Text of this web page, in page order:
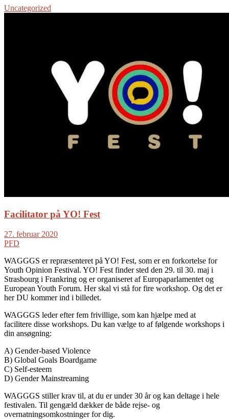
Uncategorized
Facilitator på YO! Fest
27. februar 2020
PFD
WAGGGS er repræsenteret på YO! Fest, som er en forkortelse for
Youth Opinion Festival. YO! Fest finder sted den 29. til 30. maj i
Strasbourg i Frankring og er organiseret af Europaparlamentet og
European Youth Forum. Her skal vi stå for fire workshop. Og det er
her DU kommer ind i billedet.
WAGGGS leder efter fem frivillige, som kan hjælpe med at
facilitere disse workshops. Du kan vælge to af følgende workshops i
din ansøgning:
A) Gender-based Violence
B) Global Goals Boardgame
C) Self-esteem
D) Gender Mainstreaming
WAGGGS stiller krav til, at du er under 30 år og kan deltage i hele
festivalen. Til gengæld dækker de både rejse- og
overnatningsomkostninger for dig.